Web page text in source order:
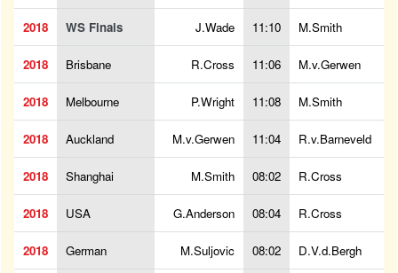
2018 WS Finals J.Wade 11:10 M.Smith
2018 Brisbane R.Cross 11:06 M.v.Gerwen
2018 Melbourne P.Wright 11:08 M.Smith
2018 Auckland M.v.Gerwen 11:04 R.v.Barneveld
2018 Shanghai M.Smith 08:02 R.Cross
2018 USA G.Anderson 08:04 R.Cross
2018 German M.Suljovic 08:02 D.V.d.Bergh